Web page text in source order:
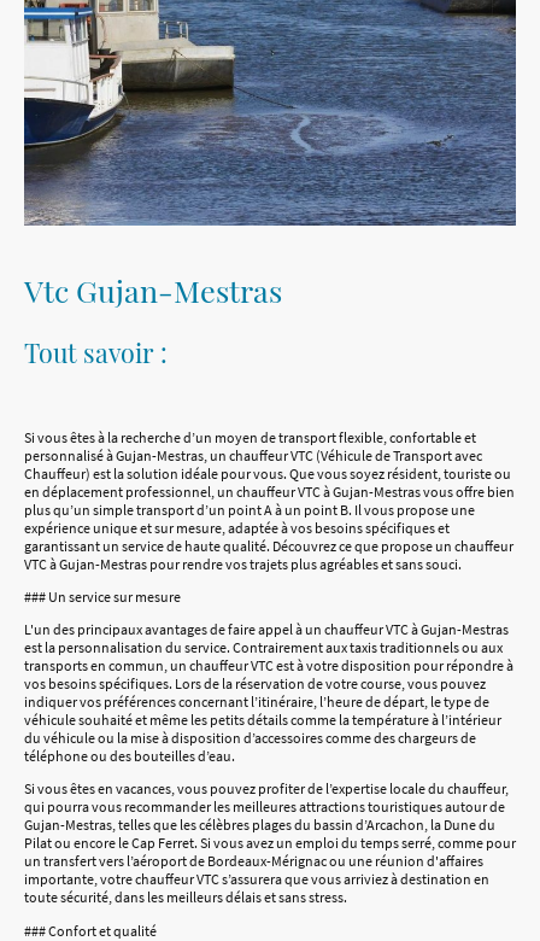
Vtc Gujan-Mestras
Tout savoir :
Si vous êtes à la recherche d’un moyen de transport flexible, confortable et
personnalisé à Gujan-Mestras, un chauffeur VTC (Véhicule de Transport avec
Chauffeur) est la solution idéale pour vous. Que vous soyez résident, touriste ou
en déplacement professionnel, un chauffeur VTC à Gujan-Mestras vous offre bien
plus qu’un simple transport d’un point A à un point B. Il vous propose une
expérience unique et sur mesure, adaptée à vos besoins spécifiques et
garantissant un service de haute qualité. Découvrez ce que propose un chauffeur
VTC à Gujan-Mestras pour rendre vos trajets plus agréables et sans souci.
### Un service sur mesure
L'un des principaux avantages de faire appel à un chauffeur VTC à Gujan-Mestras
est la personnalisation du service. Contrairement aux taxis traditionnels ou aux
transports en commun, un chauffeur VTC est à votre disposition pour répondre à
vos besoins spécifiques. Lors de la réservation de votre course, vous pouvez
indiquer vos préférences concernant l’itinéraire, l’heure de départ, le type de
véhicule souhaité et même les petits détails comme la température à l’intérieur
du véhicule ou la mise à disposition d’accessoires comme des chargeurs de
téléphone ou des bouteilles d’eau.
Si vous êtes en vacances, vous pouvez profiter de l’expertise locale du chauffeur,
qui pourra vous recommander les meilleures attractions touristiques autour de
Gujan-Mestras, telles que les célèbres plages du bassin d’Arcachon, la Dune du
Pilat ou encore le Cap Ferret. Si vous avez un emploi du temps serré, comme pour
un transfert vers l’aéroport de Bordeaux-Mérignac ou une réunion d'affaires
importante, votre chauffeur VTC s’assurera que vous arriviez à destination en
toute sécurité, dans les meilleurs délais et sans stress.
### Confort et qualité